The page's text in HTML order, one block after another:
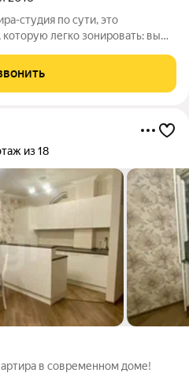
по сути, это
легко зонировать: вы
тихая и тёплая, с отличным
из 18
в современном доме!